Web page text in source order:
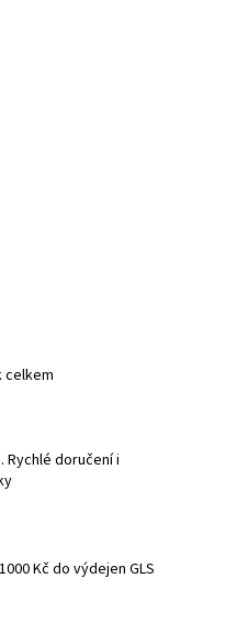
celkem
Rychlé doručení i
Kč do výdejen GLS